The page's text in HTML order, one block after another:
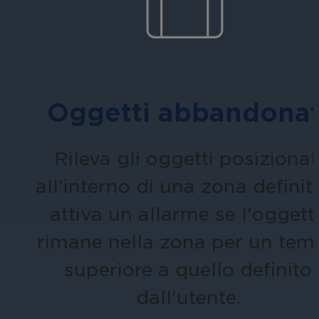
Ospitalità
Migliorate la sicurezza degli ospiti,
della vostra struttura.
Oggetti
Rileva gli oggetti
all'interno di una zona
attiva un allarme se
rimane nella zona per un
superiore a quello definito
dall'utente.